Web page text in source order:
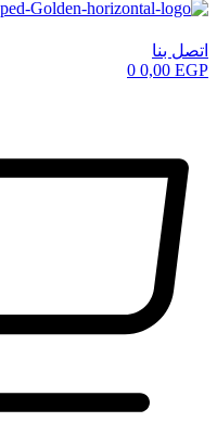
اتصل بنا
0,00 EGP
0